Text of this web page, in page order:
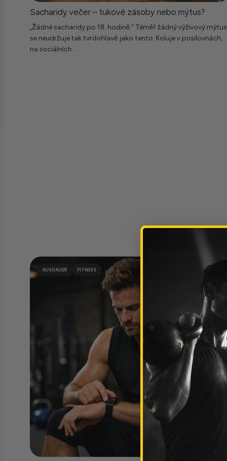
Sacharidy večer – tukové zásoby nebo mýtus?
„Žádné sacharidy po 18. hodině.“ Téměř žádný výživový mýtus
se neudržuje tak tvrdohlavě jako tento. Koluje v posilovnách,
na sociálních...
AUSDAUER FITNESS